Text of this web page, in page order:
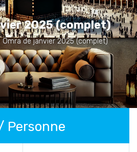
2025 (complet)
Omra de janvier 2025 (complet)
Personne